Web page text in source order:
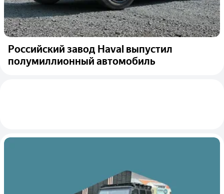
Российский завод Haval выпустил
полумиллионный автомобиль